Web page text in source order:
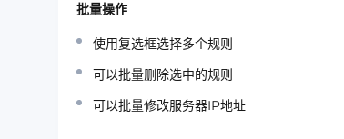
批量操作
使用复选框选择多个规则
可以批量删除选中的规则
可以批量修改服务器IP地址